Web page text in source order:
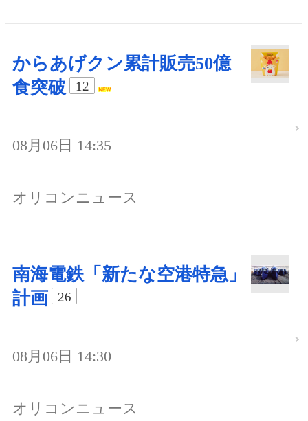
からあげクン累計販売50億
食突破
12
08月06日 14:35
オリコンニュース
南海電鉄「新たな空港特急」
計画
26
08月06日 14:30
オリコンニュース